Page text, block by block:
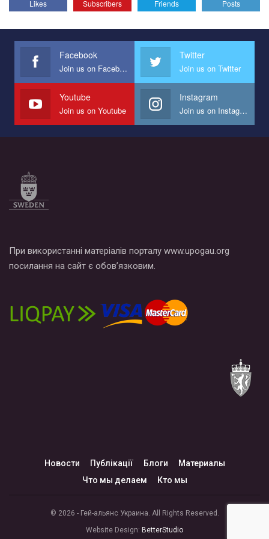
Эмоционально сильный ролик от команды "Гей-альянс
представляющий программу развития организации.
Мы просим вас поддержать нас и помочь нам реализовать
наш план по борьбе с насилием и дискриминацией на почве
СОГИ в Украине.
Все, что вам нужно сделать - это зайти на наш канал YouTube
по этой ссылке и поставить лайк под видео.
Likes Subscribers Friends Posts
Facebook
Join us on Facebook
Twitter
Join us on Twitter
Youtube
Join us on Youtube
Instagram
Join us on Instagram
При використанні матеріалів порталу www.upogau.org
посилання на сайт є обов’язковим.
Новости Публікації Блоги
Материалы
Что мы делаем
Кто мы
© 2026 - Гей-альянс Украина. All Rights Reserved.
Website Design: BetterStudio